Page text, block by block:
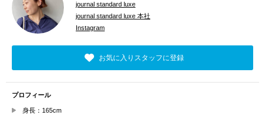
journal standard luxe
journal standard luxe 本社
Instagram
お気に入りスタッフに登録
プロフィール
身長：165cm